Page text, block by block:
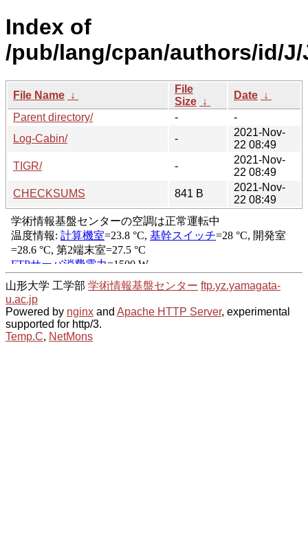
Index of
/pub/lang/cpan/authors/id/J/
File Name ↓
File
Size ↓
Date ↓
Parent directory/
-
-
Log-Cabin/
-
2021-Nov-
22 08:49
TIGR/
-
2021-Nov-
22 08:49
CHECKSUMS
841 B
2021-Nov-
22 08:49
山形大学 工学部 学術情報基盤センター ftp.yz.yamagata-
u.ac.jp
Powered by nginx and Apache HTTP Server, experimental
supported for http/3.
Temp.C, NetMons